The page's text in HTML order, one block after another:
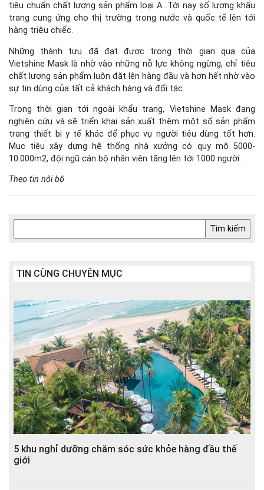
tiêu chuẩn chất lượng sản phẩm loại A…Tới nay số lượng khẩu
trang cung ứng cho thị trường trong nước và quốc tế lên tới
hàng triệu chiếc.
Những thành tựu đã đạt được trong thời gian qua của
Vietshine Mask là nhờ vào những nỗ lực không ngừng, chỉ tiêu
chất lượng sản phẩm luôn đặt lên hàng đầu và hơn hết nhờ vào
sự tin dùng của tất cả khách hàng và đối tác.
Trong thời gian tới ngoài khẩu trang, Vietshine Mask đang
nghiên cứu và sẽ triển khai sản xuất thêm một số sản phẩm
trang thiết bị y tế khác để phục vụ người tiêu dùng tốt hơn.
Mục tiêu xây dựng hệ thống nhà xưởng có quy mô 5000-
10.000m2, đội ngũ cán bộ nhân viên tăng lên tới 1000 người.
Theo tin nội bộ
TIN CÙNG CHUYÊN MỤC
5 khu nghỉ dưỡng chăm sóc sức khỏe hàng đầu thế
giới